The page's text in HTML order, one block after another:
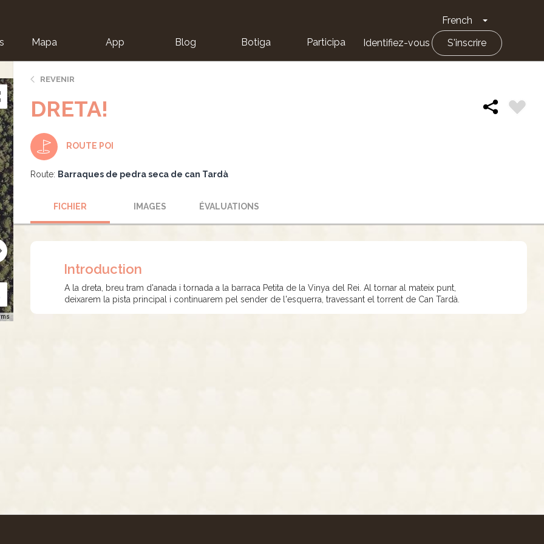
French Toggle
Mapa App Blog Botiga Participa Identifiez-vous S'inscrire
REVENIR
DRETA!
ROUTE POI
Route: Barraques de pedra seca de can Tardà
FICHIER IMAGES ÉVALUATIONS
Introduction
A la dreta, breu tram d'anada i tornada a la barraca Petita de la Vinya del Rei. Al tornar al mateix punt,
deixarem la pista principal i continuarem pel sender de l'esquerra, travessant el torrent de Can Tardà.